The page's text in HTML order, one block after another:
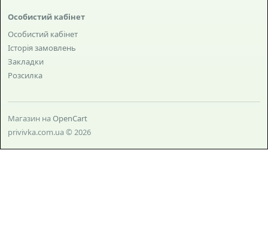
Особистий кабінет
Особистий кабінет
Історія замовлень
Закладки
Розсилка
Магазин на OpenCart
privivka.com.ua © 2026